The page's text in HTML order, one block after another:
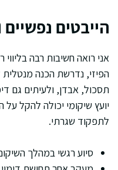
הייבטים
אני רואה חשיבות רבה
הפיזי, נדרשת הכנה מנטלית
תסכול, אבדן, ולעיתים גם
יועץ שיקומי יכולה להקל
לתפקוד שגרתי.
סיוע רגשי במהלך